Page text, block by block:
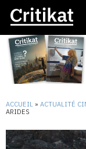
ACCUEIL » ACTUALITÉ
ARIDES